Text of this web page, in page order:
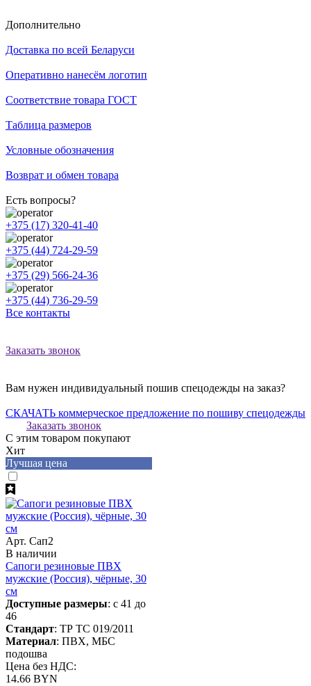
Дополнительно
Доставка по всей Беларуси
Оперативно нанесём логотип
Соответствие товара ГОСТ
Таблица размеров
Условные обозначения
Возврат и обмен товара
Есть вопросы?
+375 (17) 320-41-40
+375 (44) 724-29-59
+375 (29) 566-24-36
+375 (44) 736-29-59
Все контакты
Заказать звонок
Вам нужен индивидуальный пошив спецодежды на заказ?
СКАЧАТЬ коммерческое предложение по пошиву спецодежды
Заказать звонок
С этим товаром покупают
Хит
Лучшая цена
Арт. Сап2
В наличии
Сапоги резиновые ПВХ
мужские (Россия), чёрные, 30
см
Доступные размеры: с 41 до
46
Стандарт: ТР ТС 019/2011
Материал: ПВХ, МБС
подошва
Цена без НДС:
14.66 BYN